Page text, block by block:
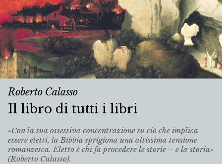
Roberto Calasso
Il libro di tutti i libri
«Con la sua ossessiva concentrazione su ciò che implica
essere eletti, la Bibbia sprigiona una altissima tensione
romanzesca. Eletto è chi fa procedere le storie – e la storia»
(Roberto Calasso).